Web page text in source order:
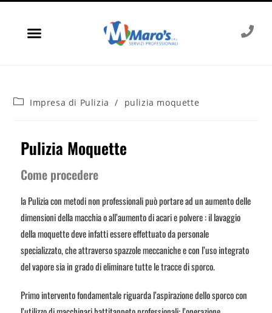
Impresa di Pulizia / pulizia moquette
Pulizia Moquette
Come procedere
la Pulizia con metodi non professionali può portare ad un aumento delle
dimensioni della macchia o all’aumento di acari e polvere : il lavaggio
della moquette deve infatti essere effettuato da personale
specializzato, che attraverso spazzole meccaniche e con l’uso integrato
del vapore sia in grado di eliminare tutte le tracce di sporco.
Primo intervento fondamentale riguarda l’aspirazione dello sporco con